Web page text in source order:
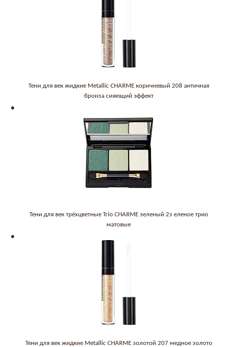
Тени для век жидкие Metallic CHARME коричневый 208 античная
бронза сияющий эффект
Тени для век трёхцветные Trio CHARME зеленый 2з еленое трио
матовые
Тени для век жидкие Metallic CHARME золотой 207 медное золото